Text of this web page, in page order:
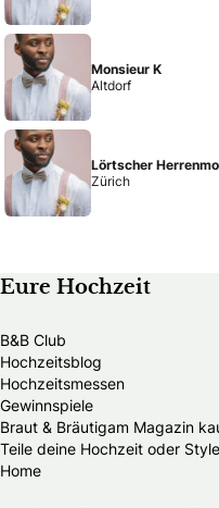
Monsieur K
Altdorf
Lörtscher
Zürich
Eure Hochzeit
B&B Club
Hochzeitsblog
Hochzeitsmessen
Gewinnspiele
Braut & Bräutigam Magazin
Teile deine Hochzeit oder
Home